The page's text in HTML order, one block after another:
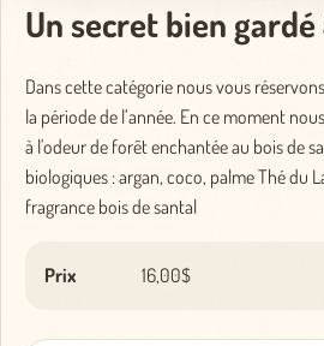
Un secret bien gardé
Dans cette catégorie nous vous
la période de l’année. En ce moment
à l'odeur de forêt enchantée au bois de
biologiques : argan, coco, palme Thé du
fragrance bois de santal
Prix 16,00$